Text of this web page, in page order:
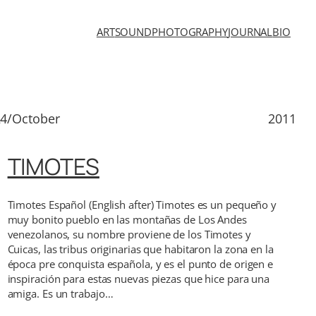
ARTSOUNDPHOTOGRAPHYJOURNALBIO
October 2011
TIMOTES
Timotes Español (English after) Timotes es un pequeño y
muy bonito pueblo en las montañas de Los Andes
venezolanos, su nombre proviene de los Timotes y
Cuicas, las tribus originarias que habitaron la zona en la
época pre conquista española, y es el punto de origen e
inspiración para estas nuevas piezas que hice para una
amiga. Es un trabajo…